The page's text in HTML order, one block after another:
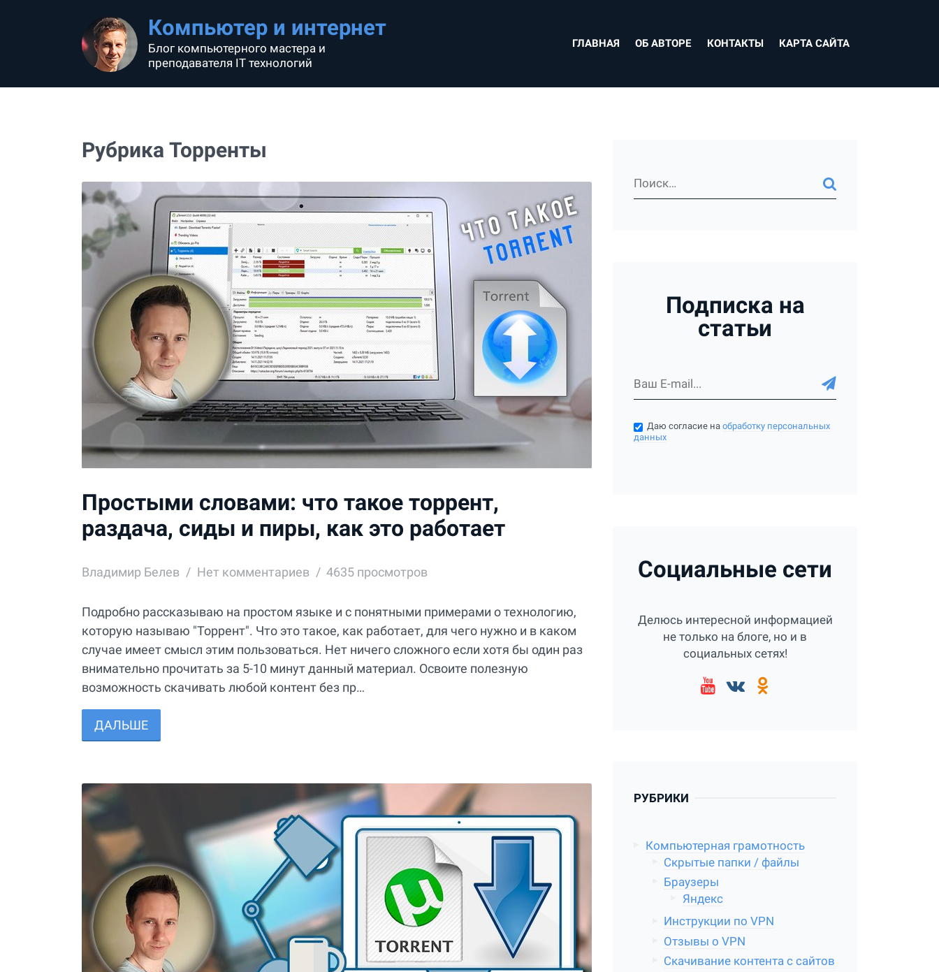
Компьютер и интернет
Блог компьютерного мастера и
преподавателя IT технологий
ГЛАВНАЯ ОБ АВТОРЕ КОНТАКТЫ КАРТА САЙТА
Рубрика Торренты
Простыми словами: что такое торрент,
раздача, сиды и пиры, как это работает
Владимир Белев Нет комментариев 4635 просмотров
Подробно рассказываю на простом языке и с понятными примерами о технологию,
которую называю "Торрент". Что это такое, как работает, для чего нужно и в каком
случае имеет смысл этим пользоваться. Нет ничего сложного если хотя бы один раз
внимательно прочитать за 5-10 минут данный материал. Освоите полезную
возможность скачивать любой контент без пр…
ДАЛЬШЕ
Подписка на
статьи
Даю согласие наобработку персональных
данных
Социальные сети
Делюсь интересной информацией
не только на блоге, но и в
социальных сетях!
РУБРИКИ
Компьютерная грамотность
Скрытые папки / файлы
Браузеры
Яндекс
Инструкции по VPN
Отзывы о VPN
Скачивание контента с сайтов